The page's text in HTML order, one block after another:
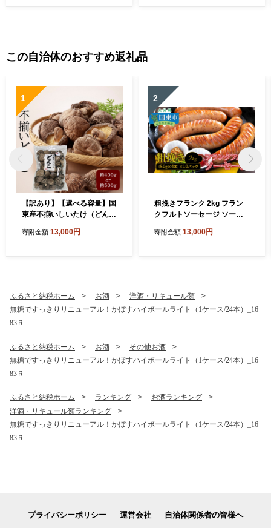
この自治体のおすすめ返礼品
1
【訳あり】【選べる容量】国
東産不揃いしいたけ（どん
寄附金額 13,000円
2
粗挽きフランク 2kg フラン
クフルトソーセージ ソーセ
豚 豚肉 鶏肉 旨味 おかず お
寄附金額 13,000円
ふるさと納税ホーム お酒
洋酒・リキュール類
無糖ですっきりリニューアル！かぼすハイボールライト（1ケース/24本）_16
83Ｒ
ふるさと納税ホーム お酒
その他お酒
無糖ですっきりリニューアル！かぼすハイボールライト（1ケース/24本）_16
83Ｒ
ふるさと納税ホーム ランキング
お酒ランキング
洋酒・リキュール類ランキング
無糖ですっきりリニューアル！かぼすハイボールライト（1ケース/24本）_16
83Ｒ
プライバシーポリシー 運営会社 自治体関係者の皆様へ